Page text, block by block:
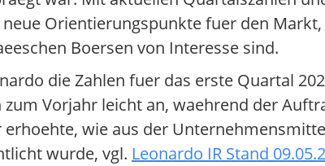
Orientierungspunkte fuer den
Boersen von Interesse sind.
die Zahlen fuer das erste Quartal
zum Vorjahr leicht an, waehrend der
wie aus der
wurde, vgl. Leonardo IR Stand